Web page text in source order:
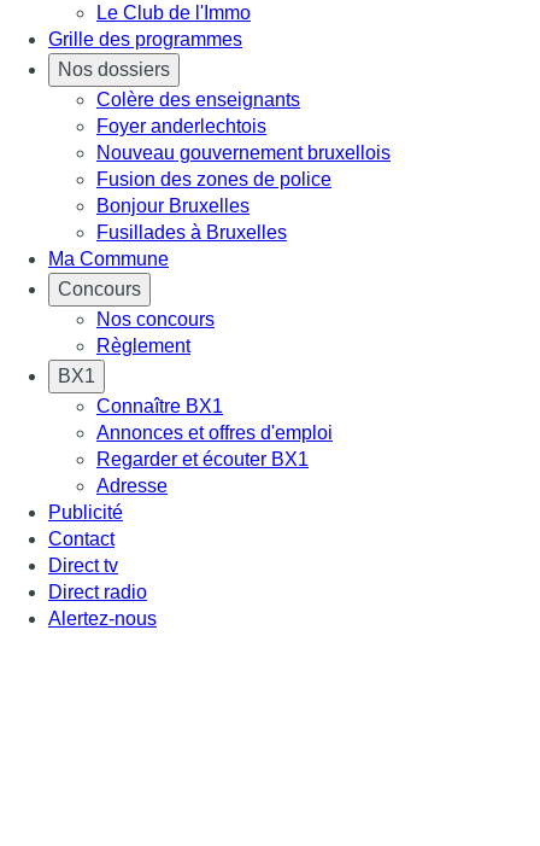
Le Club de l'Immo
Grille des programmes
Nos dossiers
Colère des enseignants
Foyer anderlechtois
Nouveau gouvernement bruxellois
Fusion des zones de police
Bonjour Bruxelles
Fusillades à Bruxelles
Ma Commune
Concours
Nos concours
Règlement
BX1
Connaître BX1
Annonces et offres d'emploi
Regarder et écouter BX1
Adresse
Publicité
Contact
Direct tv
Direct radio
Alertez-nous